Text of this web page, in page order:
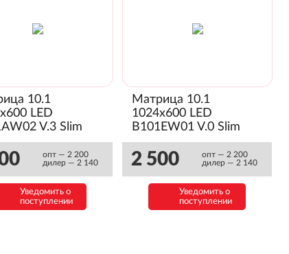
10.1
LED
V.3 Slim
опт — 2 200
дилер — 2 140
Уведомить о
поступлении
Матрица 10.1
1024x600 LED
B101EW01 V.0 Slim
(Глянец)
2 500
опт — 2 200
дилер — 2 140
Уведомить о
поступлении